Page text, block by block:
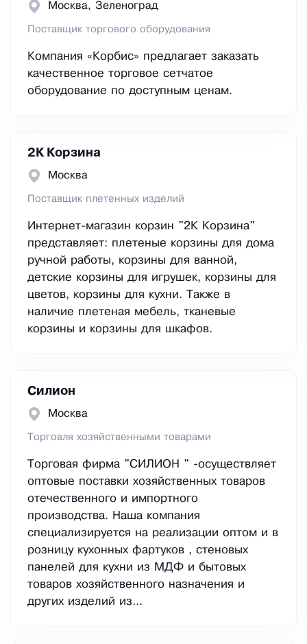
Москва, Зеленоград
Поставщик торгового оборудования
Компания «Корбис» предлагает заказать
качественное торговое сетчатое
оборудование по доступным ценам.
2К Корзина
Москва
Поставщик плетенных изделий
Интернет-магазин корзин "2К Корзина"
представляет: плетеные корзины для дома
ручной работы, корзины для ванной,
детские корзины для игрушек, корзины для
цветов, корзины для кухни. Также в
наличие плетеная мебель, тканевые
корзины и корзины для шкафов.
Силион
Москва
Торговля хозяйственными товарами
Торговая фирма "СИЛИОН " -осуществляет
оптовые поставки хозяйственных товаров
отечественного и импортного
производства. Наша компания
специализируется на реализации оптом и в
розницу кухонных фартуков , стеновых
панелей для кухни из МДФ и бытовых
товаров хозяйственного назначения и
других изделий из...